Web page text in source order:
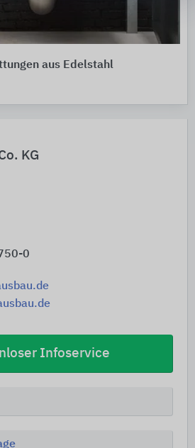
KG
0
Infoservice
aus Edelstahl